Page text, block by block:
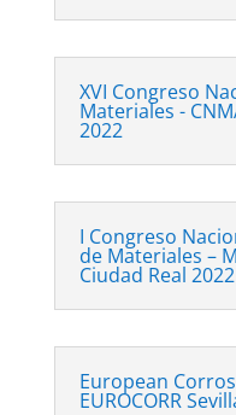
XVI Congreso
Materiales -
2022
I Congreso
de Materiales –
Ciudad Real 2022
European
EUROCORR